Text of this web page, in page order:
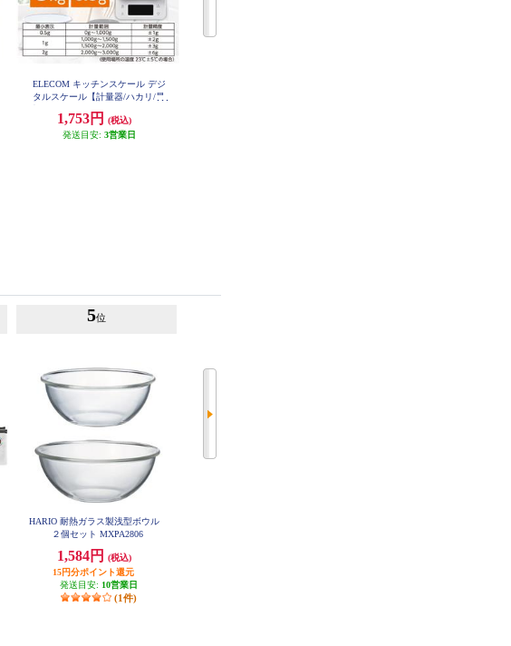
ELECOM キッチンスケール デジ
タルスケール【計量器/ハカリ/最
ホワイト】 HCS-KSA02WH
1,753円
(税込)
発送目安: 3営業日
5位
HARIO 耐熱ガラス製浅型ボウル
２個セット MXPA2806
1,584円
(税込)
15円分ポイント還元
発送目安: 10営業日
(1件)